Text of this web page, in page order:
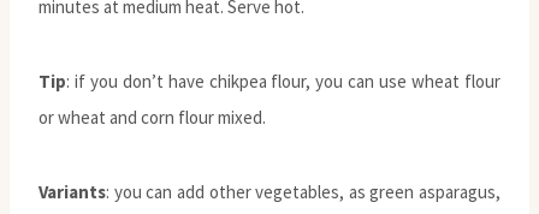
minutes at medium heat. Serve hot.
Tip: if you don’t have chikpea flour, you can use wheat flour
or wheat and corn flour mixed.
Variants: you can add other vegetables, as green asparagus,